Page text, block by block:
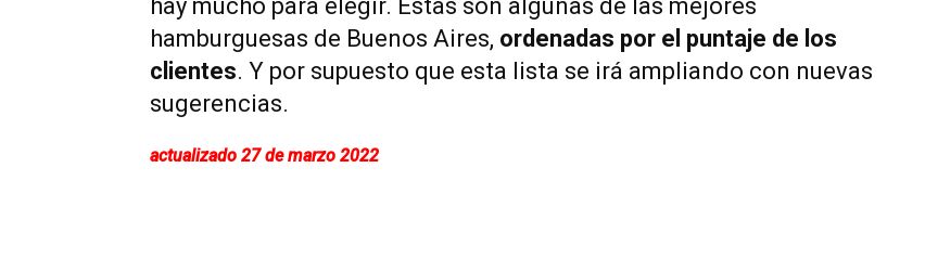
hay mucho para elegir. Estas son algunas de las mejores
hamburguesas de Buenos Aires, ordenadas por el puntaje de los
clientes. Y por supuesto que esta lista se irá ampliando con nuevas
sugerencias.
actualizado 27 de marzo 2022